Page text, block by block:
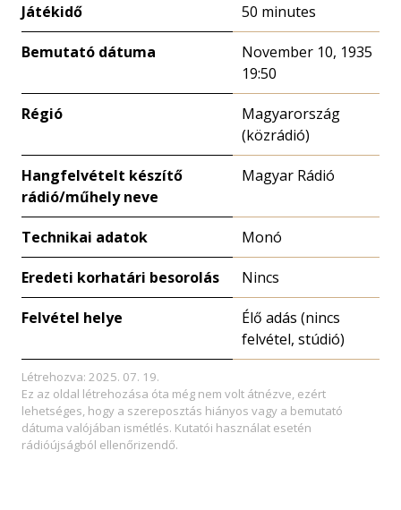
Játékidő 50 minutes
Bemutató dátuma
November 10, 1935
19:50
Régió
Magyarország
(közrádió)
Hangfelvételt készítő
rádió/műhely neve
Magyar Rádió
Technikai adatok Monó
Eredeti korhatári besorolás Nincs
Felvétel helye
Élő adás (nincs
felvétel, stúdió)
Létrehozva: 2025. 07. 19.
Ez az oldal létrehozása óta még nem volt átnézve, ezért
lehetséges, hogy a szereposztás hiányos vagy a bemutató
dátuma valójában ismétlés. Kutatói használat esetén
rádióújságból ellenőrizendő.